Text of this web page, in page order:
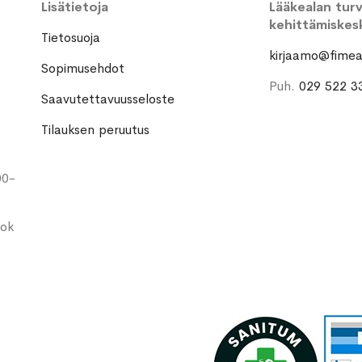
Lisätietoja
Tietosuoja
Sopimusehdot
Saavutettavuusseloste
Tilauksen peruutus
Lääkealan
Puh.029 522